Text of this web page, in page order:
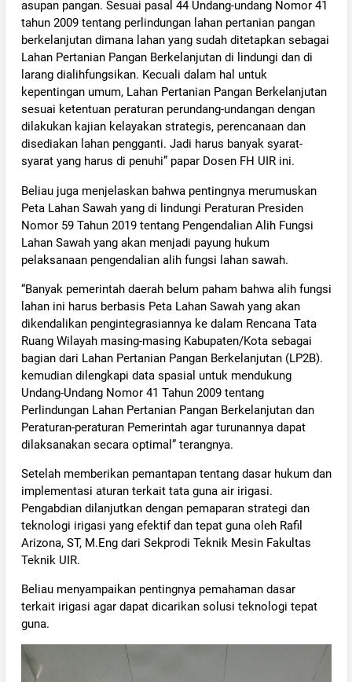
asupan pangan. Sesuai pasal 44 Undang-undang Nomor 41
tahun 2009 tentang perlindungan lahan pertanian pangan
berkelanjutan dimana lahan yang sudah ditetapkan sebagai
Lahan Pertanian Pangan Berkelanjutan di lindungi dan di
larang dialihfungsikan. Kecuali dalam hal untuk
kepentingan umum, Lahan Pertanian Pangan Berkelanjutan
sesuai ketentuan peraturan perundang-undangan dengan
dilakukan kajian kelayakan strategis, perencanaan dan
disediakan lahan pengganti. Jadi harus banyak syarat-
syarat yang harus di penuhi” papar Dosen FH UIR ini.
Beliau juga menjelaskan bahwa pentingnya merumuskan
Peta Lahan Sawah yang di lindungi Peraturan Presiden
Nomor 59 Tahun 2019 tentang Pengendalian Alih Fungsi
Lahan Sawah yang akan menjadi payung hukum
pelaksanaan pengendalian alih fungsi lahan sawah.
“Banyak pemerintah daerah belum paham bahwa alih fungsi
lahan ini harus berbasis Peta Lahan Sawah yang akan
dikendalikan pengintegrasiannya ke dalam Rencana Tata
Ruang Wilayah masing-masing Kabupaten/Kota sebagai
bagian dari Lahan Pertanian Pangan Berkelanjutan (LP2B).
kemudian dilengkapi data spasial untuk mendukung
Undang-Undang Nomor 41 Tahun 2009 tentang
Perlindungan Lahan Pertanian Pangan Berkelanjutan dan
Peraturan-peraturan Pemerintah agar turunannya dapat
dilaksanakan secara optimal” terangnya.
Setelah memberikan pemantapan tentang dasar hukum dan
implementasi aturan terkait tata guna air irigasi.
Pengabdian dilanjutkan dengan pemaparan strategi dan
teknologi irigasi yang efektif dan tepat guna oleh Rafil
Arizona, ST, M.Eng dari Sekprodi Teknik Mesin Fakultas
Teknik UIR.
Beliau menyampaikan pentingnya pemahaman dasar
terkait irigasi agar dapat dicarikan solusi teknologi tepat
guna.